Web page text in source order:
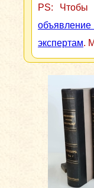
PS: Чтобы
экспертам.